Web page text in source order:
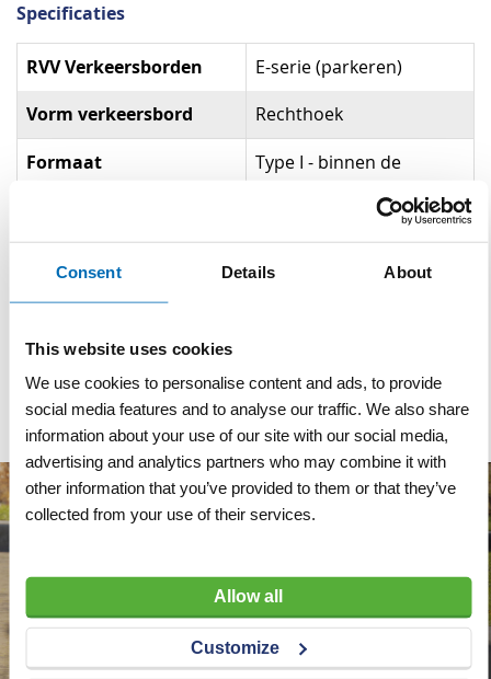
Consent Details About
This website uses cookies
We use cookies to personalise content and ads, to provide
social media features and to analyse our traffic. We also share
information about your use of our site with our social media,
advertising and analytics partners who may combine it with
other information that you’ve provided to them or that they’ve
collected from your use of their services.
Allow all
Customize
Specificaties
Specificaties
RVV Verkeersborden E-serie (parkeren)
Vorm verkeersbord Rechthoek
Formaat
Type I - binnen de
Rechthoekmaat 40x60 cm
Materiaal Aluminium
Dubbel omgezette rand